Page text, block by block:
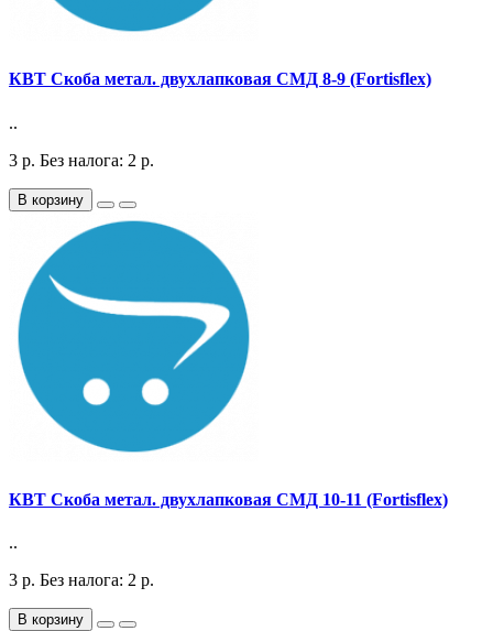
КВТ Скоба метал. двухлапковая СМД 8-9 (Fortisflex)
..
3 р. Без налога: 2 р.
В корзину
КВТ Скоба метал. двухлапковая СМД 10-11 (Fortisflex)
..
3 р. Без налога: 2 р.
В корзину